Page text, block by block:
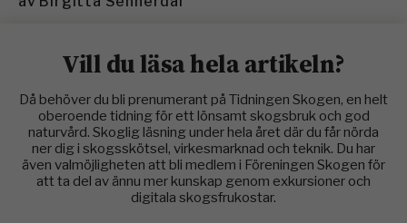
Vill du läsa hela artikeln?
Då behöver du bli prenumerant på Tidningen Skogen, en helt
oberoende tidning för ett lönsamt skogsbruk och god
naturvård. Skoglig läsning under hela året där du får nörda
ner dig i skogsskötsel, virkesmarknad och teknik. Du har
även valmöjligheten att bli medlem i Föreningen Skogen för
att ta del av ännu mer kunskap genom exkursioner och
digitala skogsfrukostar.